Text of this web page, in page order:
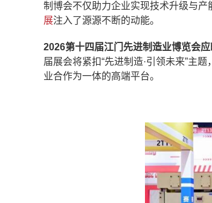
制博会不仅助力企业实现技术升级与
展注入了源源不断的动能。
2026第十四届江门先进制造业博览会
届展会将紧扣“先进制造·引领未来”主
业合作为一体的高端平台。